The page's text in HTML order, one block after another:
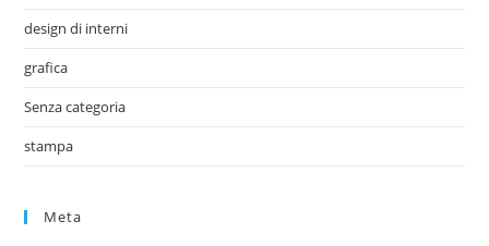
design di interni
grafica
Senza categoria
stampa
Meta